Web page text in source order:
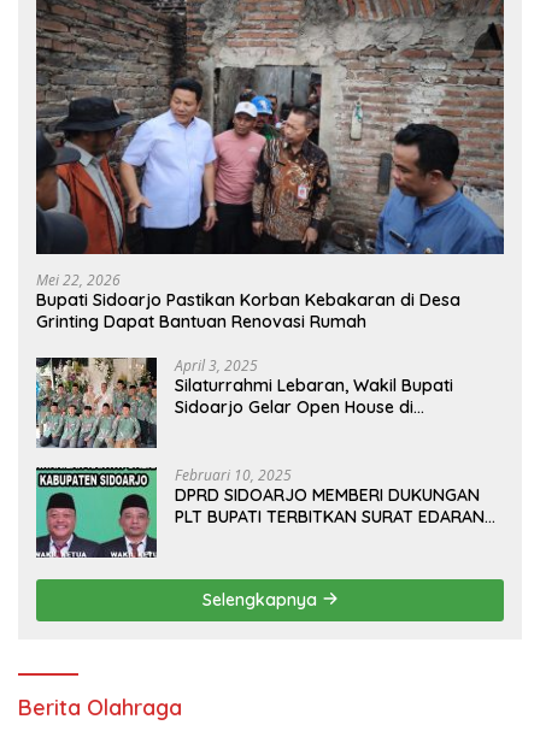
Mei 22, 2026
Bupati Sidoarjo Pastikan Korban Kebakaran di Desa
Grinting Dapat Bantuan Renovasi Rumah
April 3, 2025
Silaturrahmi Lebaran, Wakil Bupati
Sidoarjo Gelar Open House di
Februari 10, 2025
DPRD SIDOARJO MEMBERI DUKUNGAN
PLT BUPATI TERBITKAN SURAT EDARAN
KELUAR KOTA
Selengkapnya
Berita Olahraga